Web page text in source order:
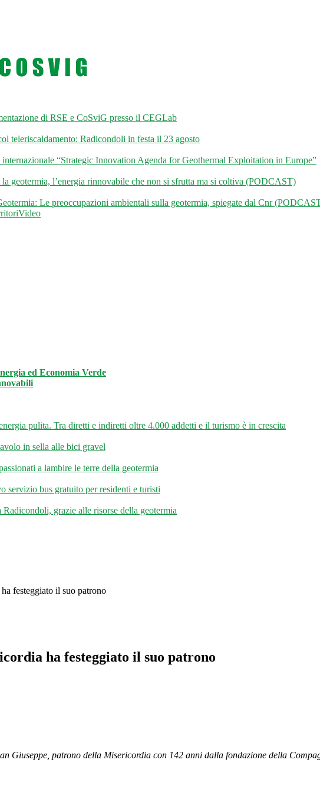
di RSE e CoSviG presso il CEGLab
teleriscaldamento: Radicondoli in festa il 23 agosto
“Strategic Innovation Agenda for Geothermal Exploitation in Europe”
geotermia, l’energia rinnovabile che non si sfrutta ma si coltiva (PODCAST)
Le preoccupazioni ambientali sulla geotermia, spiegate dal Cnr
Video
ed Economia Verde
pulita. Tra diretti e indiretti oltre 4.000 addetti e il turismo è in crescita
in sella alle bici gravel
a lambire le terre della geotermia
servizio bus gratuito per residenti e turisti
grazie alle risorse della geotermia
festeggiato il suo patrono
ha festeggiato il suo patrono
Giuseppe, patrono della Misericordia con 142 anni dalla fondazione della